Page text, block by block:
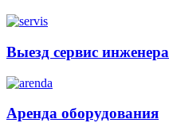
Выезд сервис инженера
Аренда оборудования